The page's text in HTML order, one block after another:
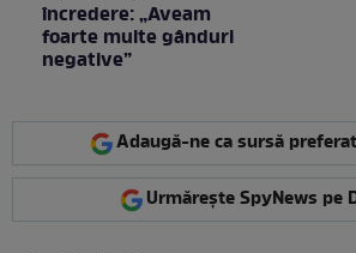
încredere: „Aveam
foarte multe gânduri
negative”
Adaugă-ne ca sursă
Urmărește SpyNews pe